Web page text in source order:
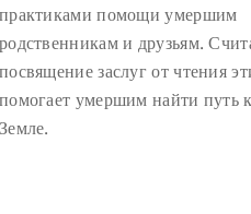
практиками помощи умершим
родственникам и друзьям.
посвящение заслуг от чтения
помогает умершим найти путь
Земле.